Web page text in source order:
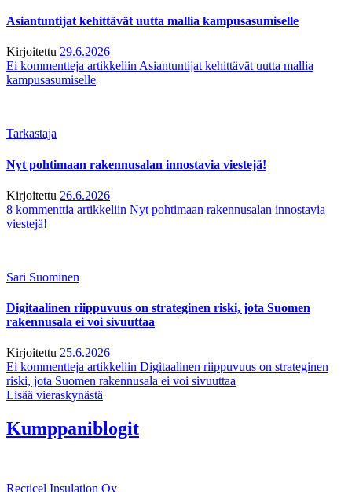
Asiantuntijat kehittävät uutta mallia kampusasumiselle
Kirjoitettu 29.6.2026
Ei kommentteja artikkeliin Asiantuntijat kehittävät uutta mallia
kampusasumiselle
Tarkastaja
Nyt pohtimaan rakennusalan innostavia viestejä!
Kirjoitettu 26.6.2026
8 kommenttia artikkeliin Nyt pohtimaan rakennusalan innostavia
viestejä!
Sari Suominen
Digitaalinen riippuvuus on strateginen riski, jota Suomen
rakennusala ei voi sivuuttaa
Kirjoitettu 25.6.2026
Ei kommentteja artikkeliin Digitaalinen riippuvuus on strateginen
riski, jota Suomen rakennusala ei voi sivuuttaa
Lisää vieraskynästä
Kumppaniblogit
Recticel Insulation Oy